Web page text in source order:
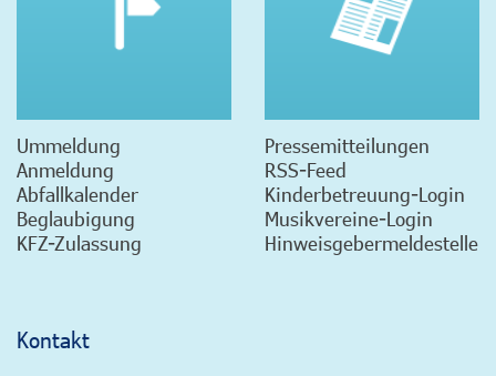
Ummeldung
Anmeldung
Abfallkalender
Beglaubigung
KFZ-Zulassung
Pressemitteilungen
RSS-Feed
Kinderbetreuung-Login
Musikvereine-Login
Hinweisgebermeldestelle
Kontakt